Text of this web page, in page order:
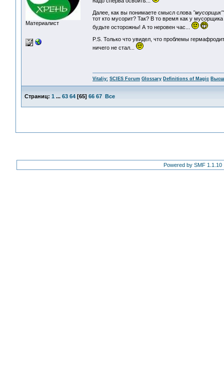
Материалист
Далее, как вы понимаете смысл слова "мусорщик"
тот кто мусорит? Так? В то время как у
будьте осторожны! А то неровен час...
P.S. Только что увидел, что проблемы
ничего не стал...
Vitaliy: SCIES Forum Glossary Definitions of Magic
Страниц: 1 ... 63 64 [65] 66 67 Все
Powered by SMF 1.1.10